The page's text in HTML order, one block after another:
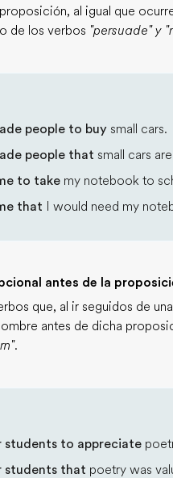
al igual que
de los verbos "persuade" y
people to buy small cars.
people that small cars
to take my notebook to
that I would need my
antes de la
que, al ir seguidos de
antes de dicha
.
students to appreciate
students that poetry was